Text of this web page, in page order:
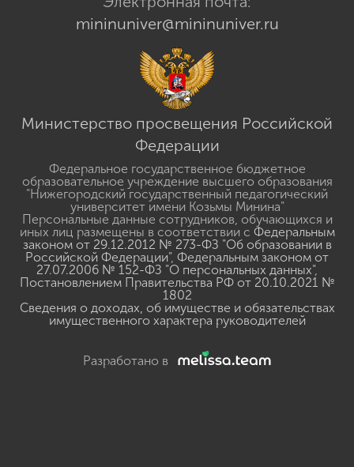
mininuniver@mininuniver.ru
Министерство просвещения Российской
Федерации
Федеральное государственное бюджетное
образовательное учреждение высшего образования
"Нижегородский государственный педагогический
университет имени Козьмы Минина"
Персональные данные сотрудников, обучающихся и
иных лиц размещены в соответствии с Федеральным
законом от 29.12.2012 № 273-ФЗ "Об образовании в
Российской Федерации", Федеральным законом от
27.07.2006 № 152-ФЗ "О персональных данных",
Постановлением Правительства РФ от 20.10.2021 №
1802
Сведения о доходах, об имуществе и обязательствах
имущественного характера руководителей
Разработано в